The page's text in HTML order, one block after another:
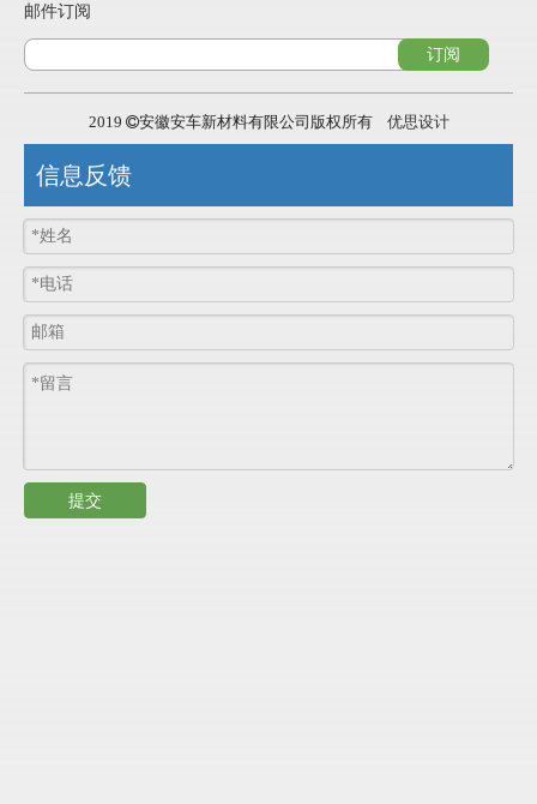
风化作用。劣质的玻璃纤维增强塑料表面很容易开裂，特
别是白色板材，因为白色容易受紫外线照射的影响。在玻
璃纤维部位的表面会出现比其它部位更强的反光。安车采
性，同时增加了板材表面的光泽度并使表面不出现气孔，
开裂，划痕等现象从而形成非常漂亮和引人注目的外观。
这层胶衣同时提供了更高的抗腐蚀性，而且可清洁。
玻璃纤维：
安车采用从国外进口的玻璃纤维毡和纤维布，和树脂
粘结性更加强、更易溶于苯乙烯，于此同时安车产品强度
高，重量轻，、韧性好。抗冲击性能好的的特点也很好的
展现出来。
划痕粘接性更好。
应用：
邮件订阅
订阅
2019 安徽安车新材料有限公司版权所有 优思设计
信息反馈
提交